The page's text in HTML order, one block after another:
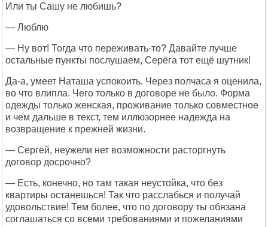
Или ты Сашу не любишь?
— Люблю
— Ну вот! Тогда что переживать-то? Давайте лучше
остальные пункты послушаем, Серёга тот ещё шутник!
Да-а, умеет Наташа успокоить. Через полчаса я оценила,
во что влипла. Чего только в договоре не было. Форма
одежды только женская, проживание только совместное
и чем дальше в текст, тем иллюзорнее надежда на
возвращение к прежней жизни.
— Сергей, неужели нет возможности расторгнуть
договор досрочно?
— Есть, конечно, но там такая неустойка, что без
квартиры останешься! Так что расслабься и получай
удовольствие! Тем более, что по договору ты обязана
соглашаться со всеми требованиями и пожеланиями